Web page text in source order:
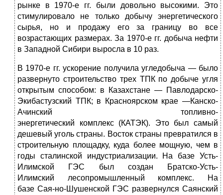
рынке в 1970-е гг. были довольно высокими. Это
стимулировало не только добычу энергетического
сырья, но и продажу его за границу во все
возрастающих размерах. За 1970-е гг. добыча нефти
в Западной Сибири выросла в 10 раз.
В 1970-е гг. ускорение получила угледобыча — было
развернуто строительство трех ТПК по добыче угля
открытым способом: в Казахстане — Павлодарско-
Экибастузский ТПК; в Красноярском крае —Канско-
Ачинский топливно-
энергетический комплекс (КАТЭК). Это был самый
дешевый уголь страны. Восток страны превратился в
строительную площадку, куда более мощную, чем в
годы сталинской индустриализации. На базе Усть-
Илимской ГЭС был создан Братско-Усть-
Илимский лесопромышленный комплекс. На
базе Сая-но-Шушенской ГЭС развернулся Саянский